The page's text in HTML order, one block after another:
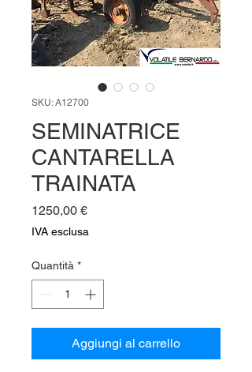
SKU: A12700
SEMINATRICE
CANTARELLA
TRAINATA
1250,00 €Prezzo
IVA esclusa
Quantità *
Aggiungi al carrello